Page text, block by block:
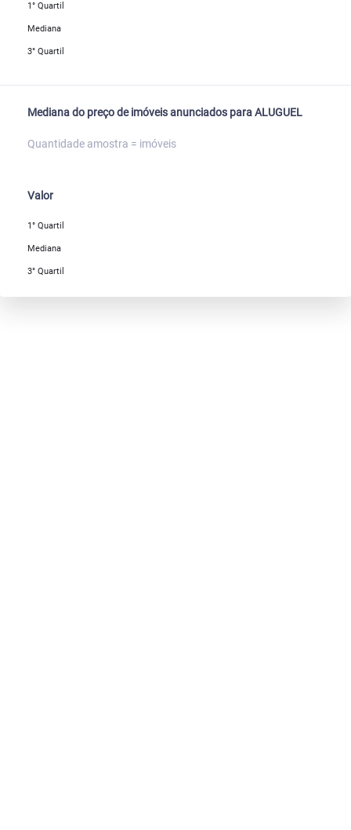
1° Quartil
Mediana
3° Quartil
Mediana do preço de imóveis anunciados para ALUGUEL
Quantidade amostra = imóveis
Valor
1° Quartil
Mediana
3° Quartil